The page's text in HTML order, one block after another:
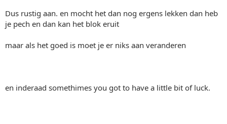
Dus rustig aan. en mocht het dan nog ergens lekken dan heb
je pech en dan kan het blok eruit
maar als het goed is moet je er niks aan veranderen
en inderaad somethimes you got to have a little bit of luck.